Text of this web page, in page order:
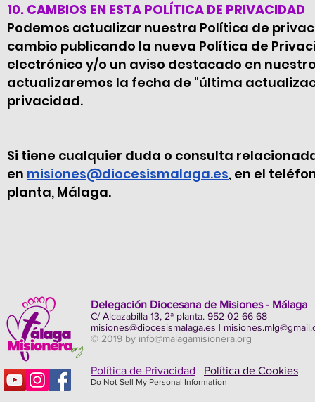
10. CAMBIOS EN ESTA POLÍTICA DE PRIVACIDAD
Podemos actualizar nuestra Política de
cambio publicando la nueva Política de
electrónico y/o un aviso destacado en
actualizaremos la fecha de "última
privacidad.
Si tiene cualquier duda o consulta
en misiones@diocesismalaga.es, en el
planta, Málaga.
Delegación Diocesana de Misiones - Málaga
C/ Alcazabilla 13, 2ª planta. 952 02 66 68
misiones@diocesismalaga.es |
© 2019 by info@malagamisionera.org
Política de Privacidad Política de Cookies
Do Not Sell My Personal Information